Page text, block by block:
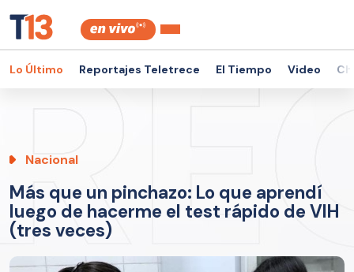
Lo Último Reportajes Teletrece El Tiempo Video
Nacional
Más que un pinchazo: Lo que aprendí
luego de hacerme el test rápido de VIH
(tres veces)